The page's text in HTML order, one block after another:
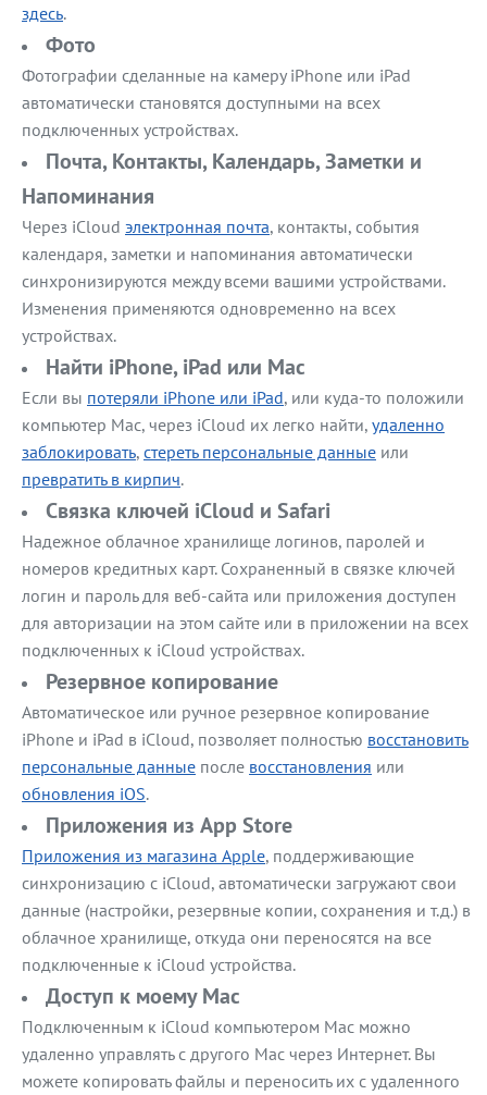
здесь.
Фото
Фотографии сделанные на камеру iPhone или iPad
автоматически становятся доступными на всех
подключенных устройствах.
Почта, Контакты, Календарь, Заметки и
Напоминания
Через iCloud электронная почта, контакты, события
календаря, заметки и напоминания автоматически
синхронизируются между всеми вашими устройствами.
Изменения применяются одновременно на всех
устройствах.
Найти iPhone, iPad или Mac
Если вы потеряли iPhone или iPad, или куда-то положили
компьютер Mac, через iCloud их легко найти, удаленно
заблокировать, стереть персональные данные или
превратить в кирпич.
Связка ключей iCloud и Safari
Надежное облачное хранилище логинов, паролей и
номеров кредитных карт. Сохраненный в связке ключей
логин и пароль для веб-сайта или приложения доступен
для авторизации на этом сайте или в приложении на всех
подключенных к iCloud устройствах.
Резервное копирование
Автоматическое или ручное резервное копирование
iPhone и iPad в iCloud, позволяет полностью восстановить
персональные данные после восстановления или
обновления iOS.
Приложения из App Store
Приложения из магазина Apple, поддерживающие
синхронизацию с iCloud, автоматически загружают свои
данные (настройки, резервные копии, сохранения и т.д.) в
облачное хранилище, откуда они переносятся на все
подключенные к iCloud устройства.
Доступ к моему Mac
Подключенным к iCloud компьютером Mac можно
удаленно управлять с другого Mac через Интернет. Вы
можете копировать файлы и переносить их с удаленного